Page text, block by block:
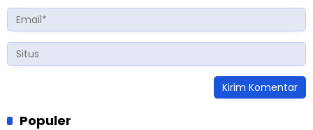
Populer